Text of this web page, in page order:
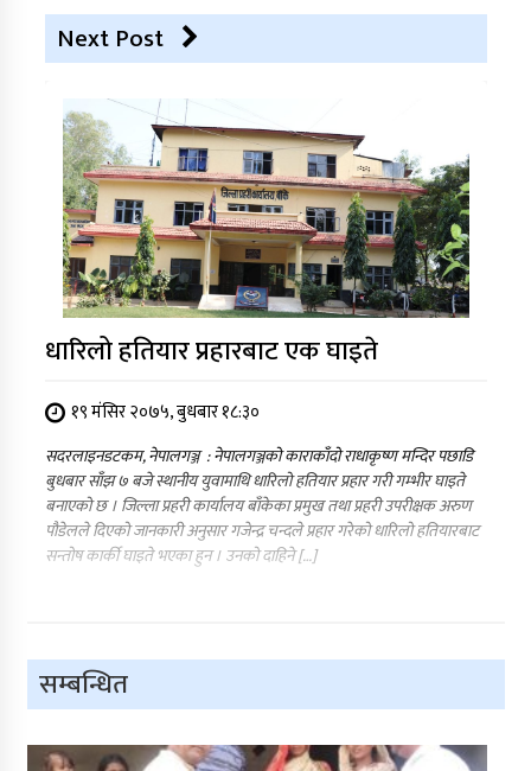
Next Post
धारिलो हतियार प्रहारबाट एक घाइते
१९ मंसिर २०७५, बुधबार १८:३०
सदरलाइनडटकम, नेपालगञ्ज : नेपालगञ्जको काराकाँदो राधाकृष्ण मन्दिर पछाडि
बुधबार साँझ ७ बजे स्थानीय युवामाथि धारिलो हतियार प्रहार गरी गम्भीर घाइते
बनाएको छ । जिल्ला प्रहरी कार्यालय बाँकेका प्रमुख तथा प्रहरी उपरीक्षक अरुण
पौडेलले दिएको जानकारी अनुसार गजेन्द्र चन्दले प्रहार गरेको धारिलो हतियारबाट
सन्तोष कार्की घाइते भएका हुन । उनको दाहिने […]
सम्बन्धित